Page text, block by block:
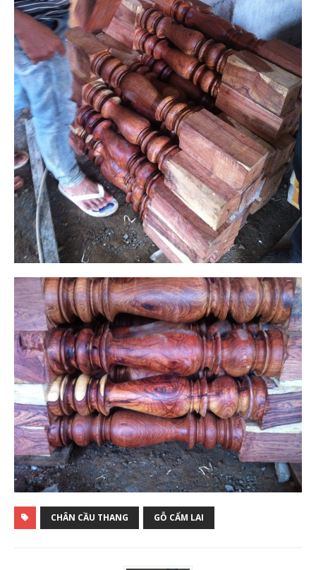
CHÂN CẦU THANG GỖ CẨM LAI